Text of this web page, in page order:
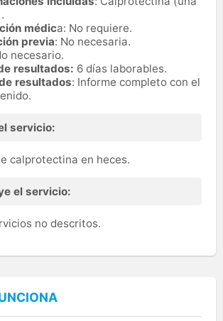
médica: No requiere.
previa: No necesaria.
necesario.
resultados: 6 días laborables.
resultados: Informe completo con el
servicio:
calprotectina en heces.
el servicio:
no descritos.